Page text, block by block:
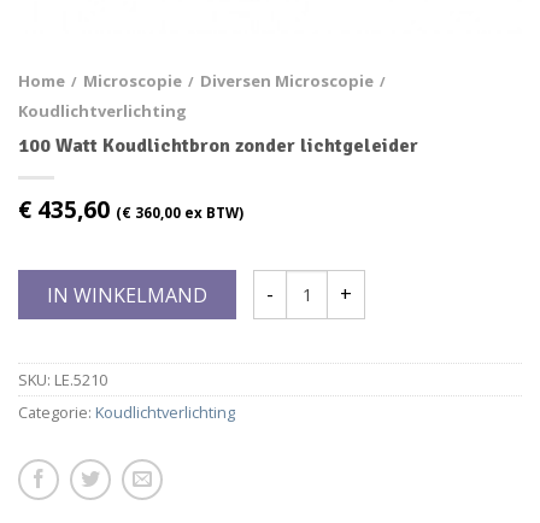
Home / Microscopie / Diversen Microscopie /
Koudlichtverlichting
100 Watt Koudlichtbron zonder lichtgeleider
€ 435,60 (€ 360,00 ex BTW)
IN WINKELMAND
SKU: LE.5210
Categorie: Koudlichtverlichting